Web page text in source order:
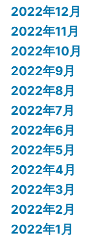
2022年12月
2022年11月
2022年10月
2022年9月
2022年8月
2022年7月
2022年6月
2022年5月
2022年4月
2022年3月
2022年2月
2022年1月